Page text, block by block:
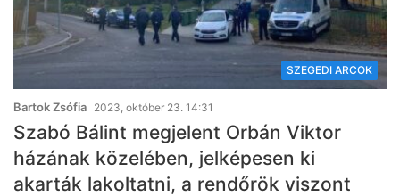
SZEGEDI ARCOK
Bartok Zsófia 2023, október 23. 14:31
Szabó Bálint megjelent Orbán Viktor
házának közelében, jelképesen ki
akarták lakoltatni, a rendőrök viszont